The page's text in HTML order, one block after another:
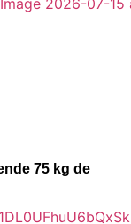
75 kg de